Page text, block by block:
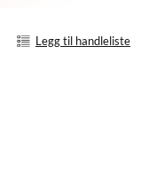
Legg til handleliste